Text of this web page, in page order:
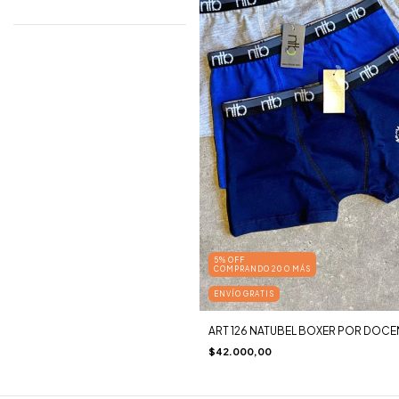
5% OFF
COMPRANDO 20 O MÁS
ENVÍO GRATIS
ART 126 NATUBEL BOXER POR
$42.000,00